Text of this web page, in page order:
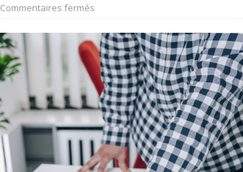
Commentaires fermés